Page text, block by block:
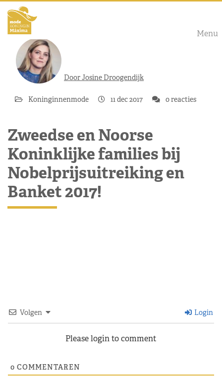
Menu
Door Josine Droogendijk
Koninginnenmode 11 dec 2017 0 reacties
Zweedse en Noorse
Koninklijke families bij
Nobelprijsuitreiking en
Banket 2017!
Volgen Login
Please login to comment
0 COMMENTAREN